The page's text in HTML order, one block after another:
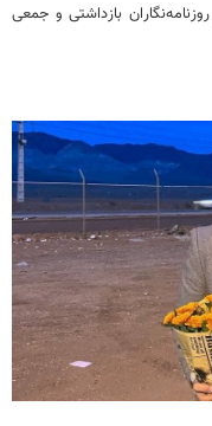
بازداشتی و جمعی